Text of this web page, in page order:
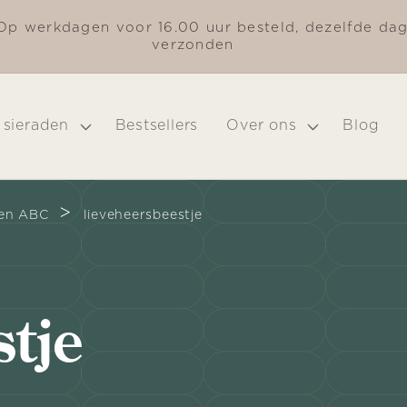
werkdagen voor 16.00 uur besteld, dezelfde dag
verzonden
Bestsellers Over ons Blog
ABC > lieveheersbeestje